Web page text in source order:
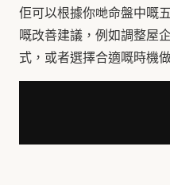
佢可以根據你哋命盤中嘅
嘅改善建議，例如調整屋
式，或者選擇合適嘅時機